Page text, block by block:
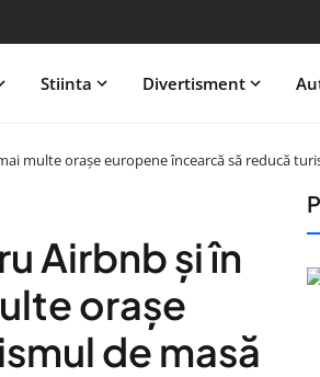
Stiinta Divertisment
multe orașe europene încearcă să reducă
Airbnb și în
orașe
de masă